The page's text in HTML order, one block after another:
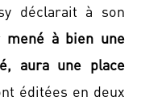
déclarait à son
mené à bien une
aura une place
éditées en deux